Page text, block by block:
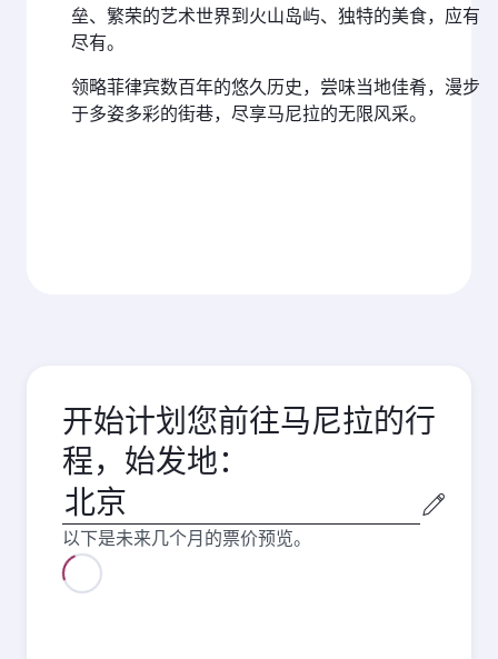
垒、繁荣的艺术世界到火山岛屿、独特的美食，应有
尽有。
领略菲律宾数百年的悠久历史，尝味当地佳肴，漫步
于多姿多彩的街巷，尽享马尼拉的无限风采。
开始计划您前往马尼拉的行
程，始发地：
始
发
城
市
以下是未来几个月的票价预览。